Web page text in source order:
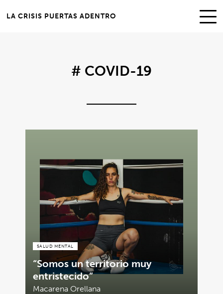
LA CRISIS PUERTAS ADENTRO
# COVID-19
SALUD MENTAL
“Somos un territorio muy
entristecido”
Macarena Orellana